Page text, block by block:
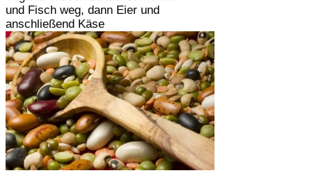
und Fisch weg, dann Eier und
anschließend Käse